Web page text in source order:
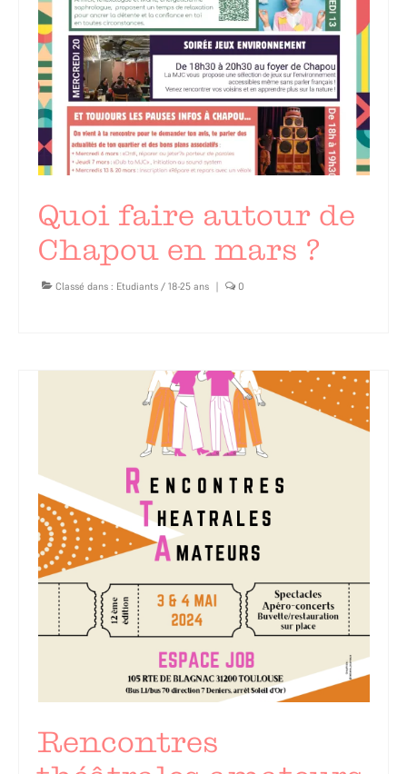
Quoi faire autour de
Chapou en mars ?
Classé dans : Etudiants / 18-25 ans 0
Rencontres